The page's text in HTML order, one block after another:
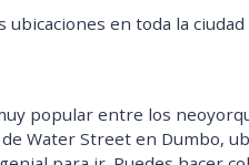
ubicaciones en toda la ciudad
popular entre los
Water Street en Dumbo,